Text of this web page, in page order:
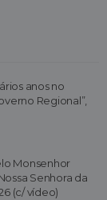
anos no
Regional”,
Monsenhor
Senhora da
(c/ vídeo)